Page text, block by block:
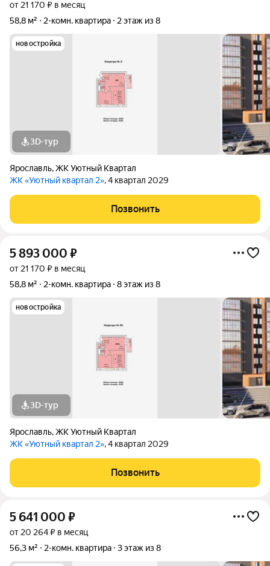
от 21 170 ₽ в месяц
58,8 м²
2-комн. квартира 2 этаж из 8
новостройка
3D-тур
Ярославль,ЖК Уютный Квартал
ЖК «Уютный квартал 2», 4 квартал 2029
Позвонить
5 893 000 ₽
от 21 170 ₽ в месяц
58,8 м²
2-комн. квартира 8 этаж из 8
новостройка
3D-тур
Ярославль,ЖК Уютный Квартал
ЖК «Уютный квартал 2», 4 квартал 2029
Позвонить
5 641 000 ₽
от 20 264 ₽ в месяц
56,3 м²
2-комн. квартира 3 этаж из 8